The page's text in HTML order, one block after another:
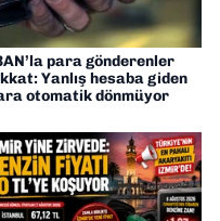
para gönderenler
Yanlış hesaba giden
otomatik dönmüyor